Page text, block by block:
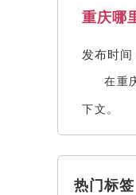
重庆哪
发布时
在重
下文。
热门标签